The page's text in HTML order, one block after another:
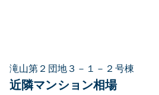
滝山第２団地３－１－２号棟
近隣マンション相場